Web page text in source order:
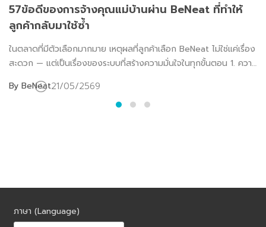
57ข้อดีของการจ้างคุณแม่บ้านผ่าน BeNeat ที่ทำให้
ลูกค้ากลับมาใช้ซ้ำ
ในตลาดที่มีตัวเลือกมากมาย เหตุผลที่ลูกค้าเลือก BeNeat ไม่ใช่แค่เรื่อง
สะดวก — แต่เป็นเรื่องของระบบที่สร้างความมั่นใจในทุกขั้นตอน 1. ความ
คัดกรอง 5 ขั้นตอน รวมถึงการตรวจสอบประวัติอาชญากรรมอย่างเป็น
ทางการ ก่อนที่จะได้รับงานชิ้นแรก นี่คือความปลอดภัยที่วัดได้ ไม่ใช่แค่
Tracking ทุกขั้นตอน คุณรู้ว่าคุณแม่บ้านอยู่ไหนและทำงานไปถึงไหนแล้ว
ตลอดเวลา แม้ไม่ได้อยู่บ้าน 5. ระบบประกันความเสียหายทุก Booking
ความคุ้มครองครอบคลุมทรัพย์สินระหว่างการให้บริการ โดยอัตโนมัติใน
By BeNeat21/05/2569
ภาษา (Language)